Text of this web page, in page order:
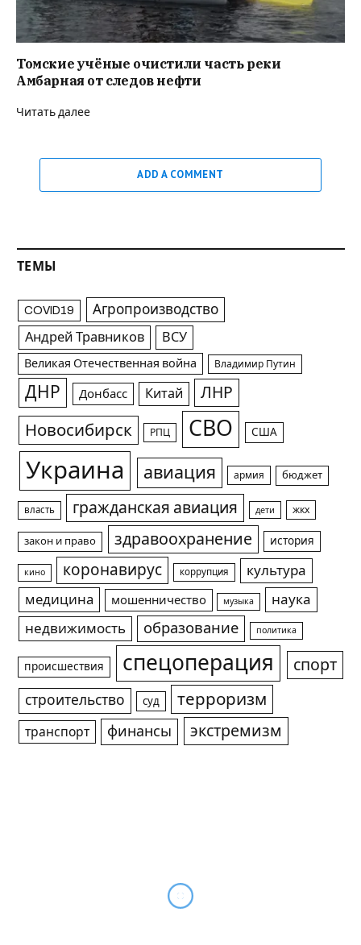
Томские учёные очистили часть реки
Амбарная от следов нефти
Читать далее
ADD A COMMENT
ТЕМЫ
COVID19 Агропроизводство
Андрей Травников ВСУ
Великая Отечественная война Владимир Путин
ДНР Донбасс Китай ЛНР
Новосибирск РПЦ СВО США
Украина авиация армия бюджет
власть гражданская авиация дети жкх
закон и право здравоохранение история
кино коронавирус коррупция
культура
медицина
мошенничество музыка
наука
недвижимость
образование политика
происшествия спецоперация спорт
строительство суд терроризм
транспорт финансы экстремизм